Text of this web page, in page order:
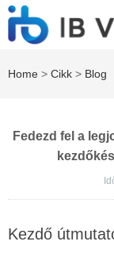
Home > Cikk > Blog
Fedezd fel a
Kezdő